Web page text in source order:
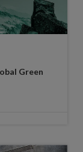
Green